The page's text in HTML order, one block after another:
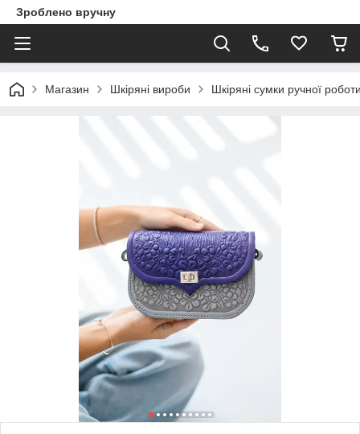
Зроблено вручну
Магазин Шкіряні вироби Шкіряні сумки ручної